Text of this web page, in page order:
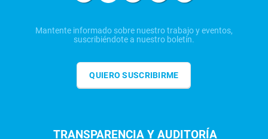
Mantente informado sobre nuestro trabajo y eventos,
suscribiéndote a nuestro boletín.
QUIERO SUSCRIBIRME
TRANSPARENCIA Y AUDITORÍA